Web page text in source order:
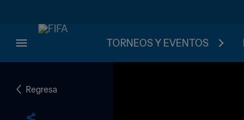
TORNEOS Y EVENTOS
Regresa